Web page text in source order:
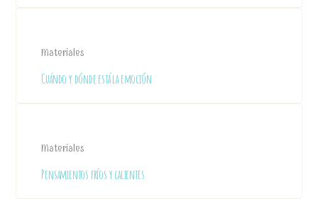
Materiales
Cuándo y dónde está la emoción
Materiales
Pensamientos fríos y calientes